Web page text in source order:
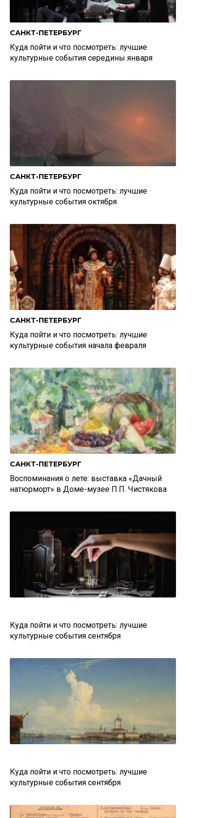
САНКТ-ПЕТЕРБУРГ
Куда пойти и что посмотреть: лучшие
культурные события середины января
САНКТ-ПЕТЕРБУРГ
Куда пойти и что посмотреть: лучшие
культурные события октября
САНКТ-ПЕТЕРБУРГ
Куда пойти и что посмотреть: лучшие
культурные события начала февраля
САНКТ-ПЕТЕРБУРГ
Воспоминания о лете: выставка «Дачный
натюрморт» в Доме-музее П.П. Чистякова
Куда пойти и что посмотреть: лучшие
культурные события сентября
Куда пойти и что посмотреть: лучшие
культурные события сентября